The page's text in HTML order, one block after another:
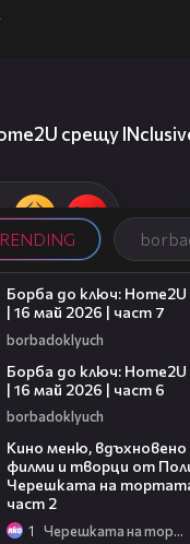
срещу
Борба до ключ:
| 16 май 2026 | част 7
borbadoklyuch
Борба до ключ:
| 16 май 2026 | част 6
borbadoklyuch
Кино меню, вдъхновено
филми и творци от
Черешката на тортата
част 2
1 Черешката на тортата